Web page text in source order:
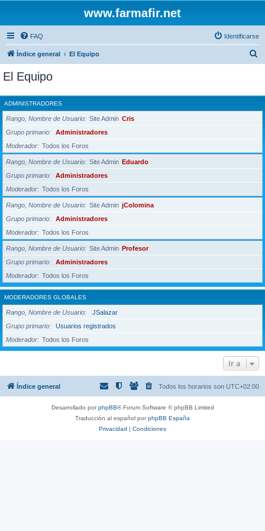
www.farmafir.net
FAQ Identificarse
Índice general El Equipo
c
a
El Equipo
ADMINISTRADORES
Rango, Nombre de Usuario Site Admin Cris
Grupo primario
Administradores
Moderador
Todos los Foros
Rango, Nombre de Usuario Site Admin Eduardo
Grupo primario
Administradores
Moderador
Todos los Foros
Rango, Nombre de Usuario Site Admin jColomina
Grupo primario
Administradores
Moderador
Todos los Foros
Rango, Nombre de Usuario Site Admin Profesor
Grupo primario
Administradores
Moderador
Todos los Foros
MODERADORES GLOBALES
Rango, Nombre de Usuario
JSalazar
Grupo primario
Usuarios registrados
Moderador
Todos los Foros
Ir a
Índice general Todos los horarios son UTC+02:00
Desarrollado porphpBB® Forum Software © phpBB Limited
Traducción al español porphpBB España
Privacidad | Condiciones